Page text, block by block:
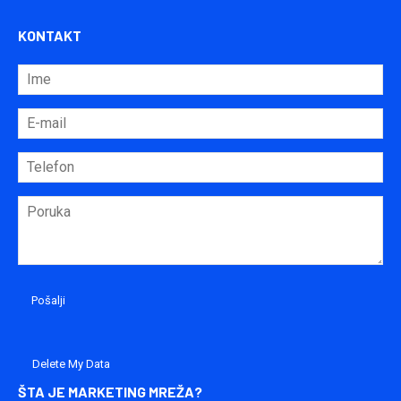
KONTAKT
Delete My Data
ŠTA JE MARKETING MREŽA?